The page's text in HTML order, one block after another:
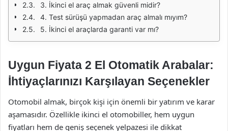
3. İkinci el araç almak güvenli midir?
4. Test sürüşü yapmadan araç almalı mıyım?
5. İkinci el araçlarda garanti var mı?
Uygun Fiyata 2 El Otomatik Arabalar:
İhtiyaçlarınızı Karşılayan Seçenekler
Otomobil almak, birçok kişi için önemli bir yatırım ve karar
aşamasıdır. Özellikle ikinci el otomobiller, hem uygun
fiyatları hem de geniş seçenek yelpazesi ile dikkat